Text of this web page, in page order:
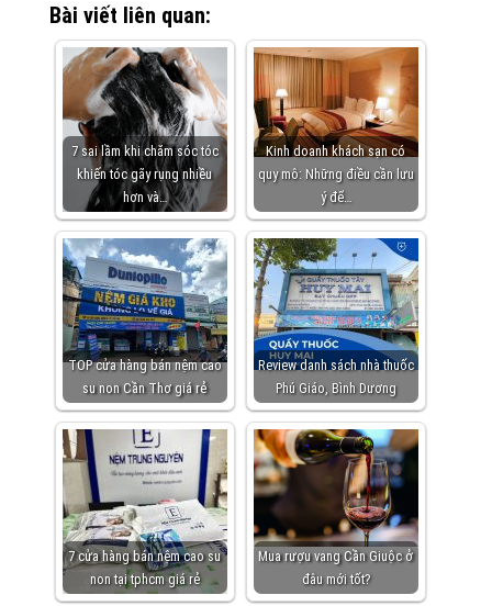
Bài viết liên quan:
7 sai lầm khi chăm sóc tóc
khiến tóc gãy rụng nhiều
hơn và…
Kinh doanh khách sạn có
quy mô: Những điều cần lưu
ý để…
TOP cửa hàng bán nệm cao
su non Cần Thơ giá rẻ
Review danh sách nhà thuốc
Phú Giáo, Bình Dương
7 cửa hàng bán nệm cao su
non tại tphcm giá rẻ
Mua rượu vang Cần Giuộc ở
đâu mới tốt?